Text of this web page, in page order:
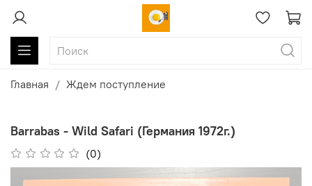
Главная Ждем поступление
Barrabas - Wild Safari (Германия 1972г.)
(0)